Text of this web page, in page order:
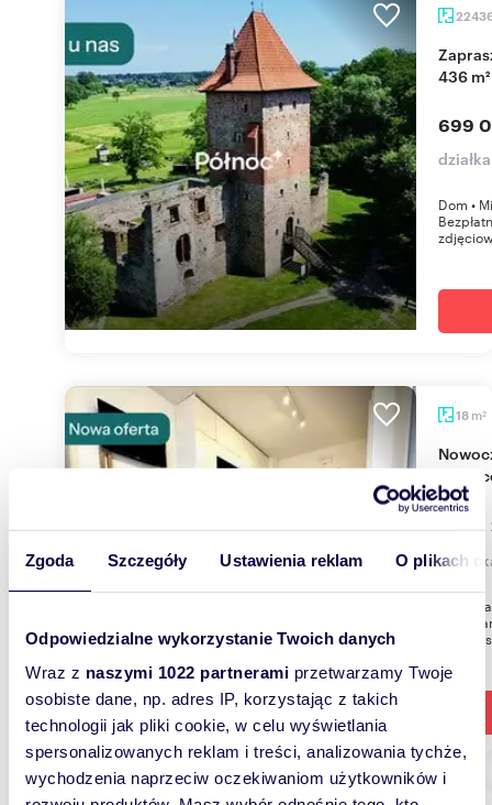
Zgoda Szczegóły Ustawienia reklam O plikach
Odpowiedzialne wykorzystanie Twoich danych
Wraz z naszymi 1022 partnerami przetwarzamy Twoje
osobiste dane, np. adres IP, korzystając z takich
technologii jak pliki cookie, w celu wyświetlania
spersonalizowanych reklam i treści, analizowania tychże,
wychodzenia naprzeciw oczekiwaniom użytkowników i
Zapraszam do zakupu dużego gruntu rolnego 22
436
699
Dom •
18 m2
Nowoczesny 18 m² apartament z dużym tarasem
1
Do
funkcją